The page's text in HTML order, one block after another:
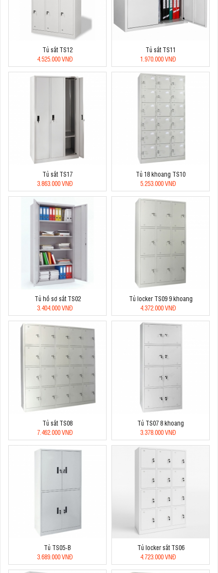
Tủ sắt TS12
4.525.000 VNĐ
Tủ sắt TS11
1.970.000 VNĐ
Tủ sắt TS17
3.863.000 VNĐ
Tủ 18 khoang TS10
5.253.000 VNĐ
Tủ hồ sơ sắt TS02
3.404.000 VNĐ
Tủ locker TS09 9 khoang
4.372.000 VNĐ
Tủ sắt TS08
7.462.000 VNĐ
Tủ TS07 8 khoang
3.378.000 VNĐ
Tủ TS05-B
3.689.000 VNĐ
Tủ locker sắt TS06
4.723.000 VNĐ